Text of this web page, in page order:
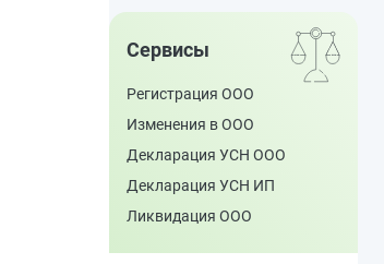
Сервисы
Регистрация ООО
Изменения в ООО
Декларация УСН ООО
Декларация УСН ИП
Ликвидация ООО